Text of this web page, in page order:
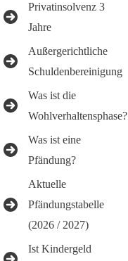
Privatinsolvenz 3
Jahre
Außergerichtliche
Schuldenbereinigung
Was ist die
Wohlverhaltensphase?
Was ist eine
Pfändung?
Aktuelle
Pfändungstabelle
(2026 / 2027)
Ist Kindergeld